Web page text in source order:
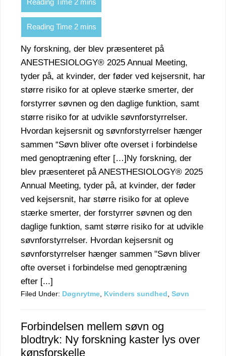
Ny forskning, der blev præsenteret på
ANESTHESIOLOGY® 2025 Annual Meeting,
tyder på, at kvinder, der føder ved kejsersnit, har
større risiko for at opleve stærke smerter, der
forstyrrer søvnen og den daglige funktion, samt
større risiko for at udvikle søvnforstyrrelser.
Hvordan kejsersnit og søvnforstyrrelser hænger
sammen “Søvn bliver ofte overset i forbindelse
med genoptræning efter […]Ny forskning, der
blev præsenteret på ANESTHESIOLOGY® 2025
Annual Meeting, tyder på, at kvinder, der føder
ved kejsersnit, har større risiko for at opleve
stærke smerter, der forstyrrer søvnen og den
daglige funktion, samt større risiko for at udvikle
søvnforstyrrelser. Hvordan kejsersnit og
søvnforstyrrelser hænger sammen "Søvn bliver
ofte overset i forbindelse med genoptræning
efter [...]
Filed Under: Døgnrytme Kvinders sundhed Søvn
Forbindelsen mellem søvn og
blodtryk: Ny forskning kaster lys over
kønsforskelle